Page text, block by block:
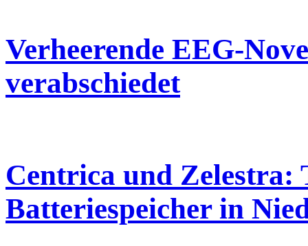
Verheerende EEG-
verabschiedet
Centrica und
Batteriespeicher in